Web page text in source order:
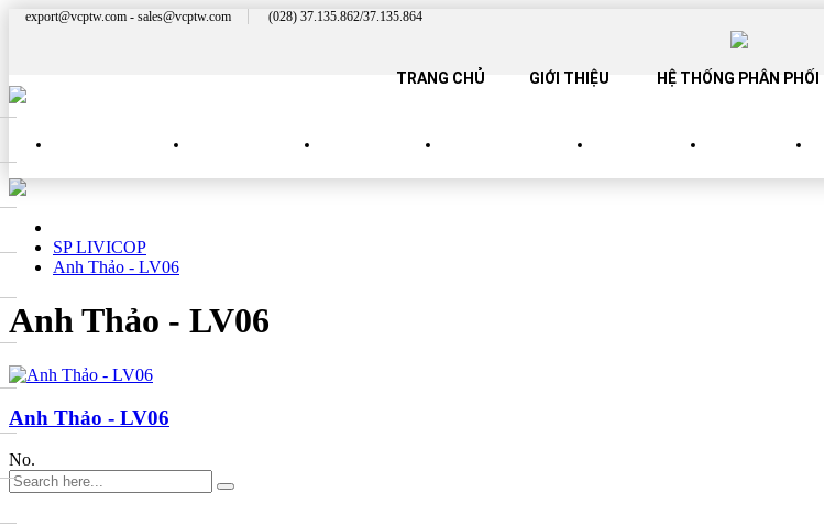
export@vcptw.com - sales@vcptw.com (028) 37.135.862/37.135.864
TRANG CHỦ GIỚI THIỆU HỆ THỐNG PHÂN PHỐI
SP LIVICOP
Anh Thảo - LV06
Anh Thảo - LV06
Anh Thảo - LV06
No.